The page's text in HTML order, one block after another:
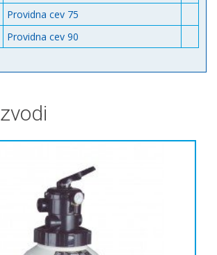
Providna cev 75
Providna cev 90